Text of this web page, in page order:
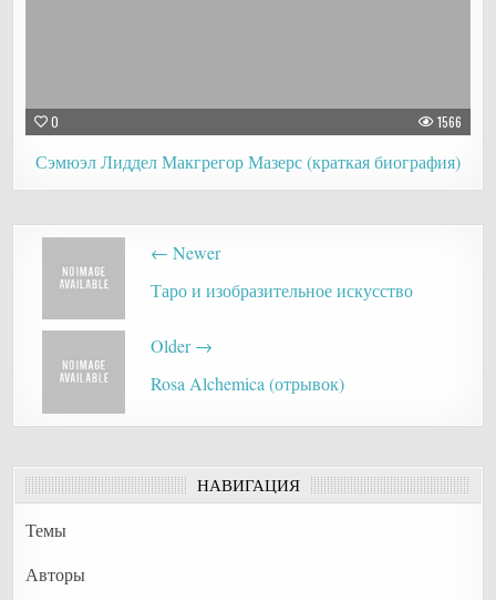
0 1566
Сэмюэл Лиддел Макгрегор Мазерс (краткая биография)
Post
navigation
← Newer
Таро и изобразительное искусство
Older →
Rosa Alchemica (отрывок)
НАВИГАЦИЯ
Темы
Авторы